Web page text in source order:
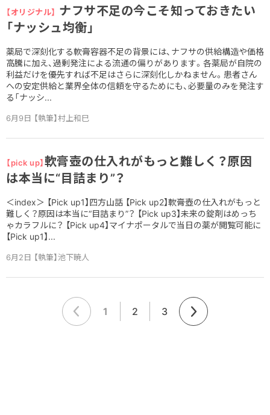
【オリジナル】
ナフサ不足の今こそ知っておきたい
「ナッシュ均衡」
薬局で深刻化する軟膏容器不足の背景には、ナフサの供給構造や価格
高騰に加え、過剰発注による流通の偏りがあります。各薬局が自院の
利益だけを優先すれば不足はさらに深刻化しかねません。患者さん
への安定供給と業界全体の信頼を守るためにも、必要量のみを発注す
る「ナッシ...
6月9日 【執筆】村上和巳
【pick up】 軟膏壺の仕入れがもっと難しく？原因
は本当に“目詰まり”？
＜index＞ 【Pick up1】四方山話 【Pick up2】軟膏壺の仕入れがもっと
難しく？原因は本当に“目詰まり”？ 【Pick up3】未来の錠剤はめっち
ゃカラフルに？ 【Pick up4】マイナポータルで当日の薬が閲覧可能に
【Pick up1】...
6月2日 【執筆】池下暁人
1 2 3